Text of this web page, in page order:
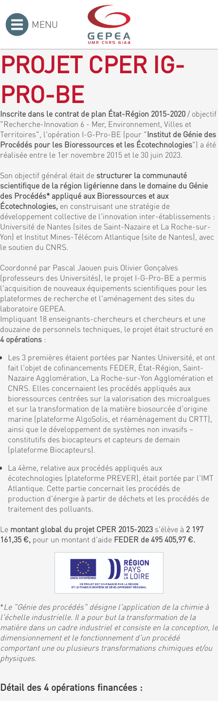
MENU
PROJET CPER IG-
PRO-BE
Inscrite dans le contrat de plan État-Région 2015-2020 / objectif
"Recherche-Innovation 6 - Mer, Environnement, Villes et
Territoires", l'opération I-G-Pro-BE (pour "Institut de Génie des
Procédés pour les Bioressources et les Écotechnologies") a été
réalisée entre le 1er novembre 2015 et le 30 juin 2023.
Son objectif général était de structurer la communauté
scientifique de la région ligérienne dans le domaine du Génie
des Procédés* appliqué aux Bioressources et aux
Écotechnologies, en construisant une stratégie de
développement collective de l'innovation inter-établissements :
Université de Nantes (sites de Saint-Nazaire et La Roche-sur-
Yon) et Institut Mines-Télécom Atlantique (site de Nantes), avec
le soutien du CNRS.
Coordonné par Pascal Jaouen puis Olivier Gonçalves
(professeurs des Universités), le projet I-G-Pro-BE a permis
l'acquisition de nouveaux équipements scientifiques pour les
plateformes de recherche et l'aménagement des sites du
laboratoire GEPEA.
Impliquant 18 enseignants-chercheurs et chercheurs et une
douzaine de personnels techniques, le projet était structuré en
4 opérations :
Les 3 premières étaient portées par Nantes Université, et ont
fait l'objet de cofinancements FEDER, État-Région, Saint-
Nazaire Agglomération, La Roche-sur-Yon Agglomération et
CNRS. Elles concernaient les procédés appliqués aux
bioressources centrées sur la valorisation des microalgues
et sur la transformation de la matière biosourcée d'origine
marine (plateforme AlgoSolis, et réaménagement du CRTT),
ainsi que le développement de systèmes non invasifs –
constitutifs des biocapteurs et capteurs de demain
(plateforme Biocapteurs).
La 4ème, relative aux procédés appliqués aux
écotechnologies (plateforme PREVER), était portée par l'IMT
Atlantique. Cette partie concernait les procédés de
production d'énergie à partir de déchets et les procédés de
traitement des polluants.
Le montant global du projet CPER 2015-2023 s'élève à 2 197
161,35 €, pour un montant d'aide FEDER de 495 405,97 €.
*Le "Génie des procédés" désigne l'application de la chimie à
l'échelle industrielle. Il a pour but la transformation de la
matière dans un cadre industriel et consiste en la conception, le
dimensionnement et le fonctionnement d'un procédé
comportant une ou plusieurs transformations chimiques et/ou
physiques.
Détail des 4 opérations financées :